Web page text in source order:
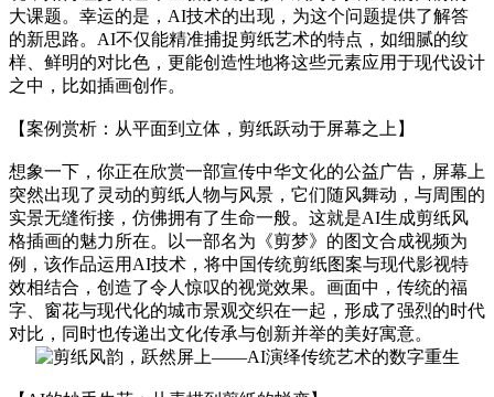
大课题。幸运的是，AI技术的出现，为这个问题提供了解答
的新思路。AI不仅能精准捕捉剪纸艺术的特点，如细腻的纹
样、鲜明的对比色，更能创造性地将这些元素应用于现代设计
之中，比如插画创作。
【案例赏析：从平面到立体，剪纸跃动于屏幕之上】
想象一下，你正在欣赏一部宣传中华文化的公益广告，屏幕上
突然出现了灵动的剪纸人物与风景，它们随风舞动，与周围的
实景无缝衔接，仿佛拥有了生命一般。这就是AI生成剪纸风
格插画的魅力所在。以一部名为《剪梦》的图文合成视频为
例，该作品运用AI技术，将中国传统剪纸图案与现代影视特
效相结合，创造了令人惊叹的视觉效果。画面中，传统的福
字、窗花与现代化的城市景观交织在一起，形成了强烈的时代
对比，同时也传递出文化传承与创新并举的美好寓意。